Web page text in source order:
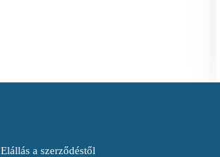
Elállás a szerződéstől